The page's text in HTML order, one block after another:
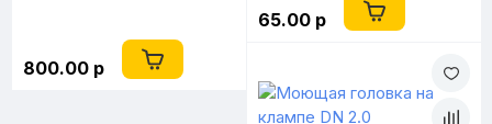
800.00 р
65.00 р